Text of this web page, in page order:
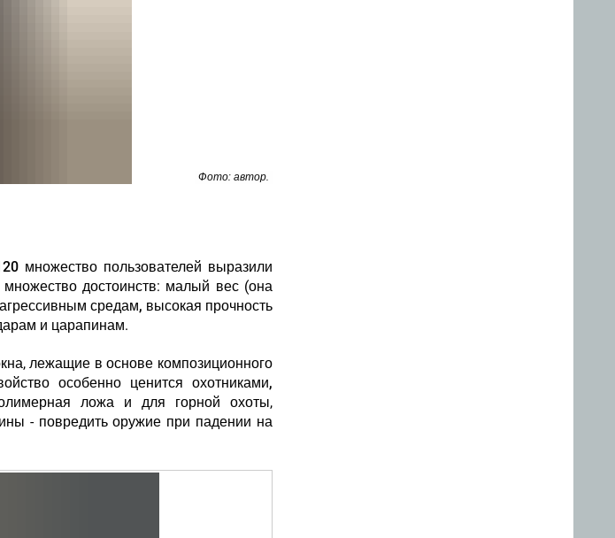
Фото: автор.
множество пользователей выразили
достоинств: малый вес (она
агрессивным средам, высокая прочность
и царапинам.
лежащие в основе композиционного
особенно ценится охотниками,
ложа и для горной охоты,
- повредить оружие при падении на